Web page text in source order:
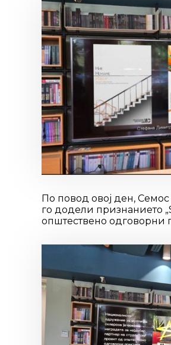
По повод овој ден,
го додели признанието
општествено одговорни